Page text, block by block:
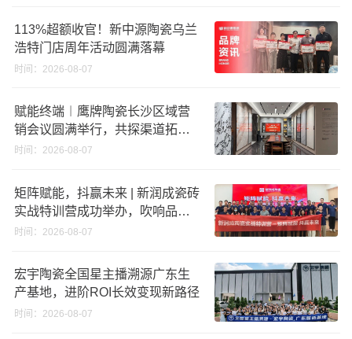
破18亿元
113%超额收官！新中源陶瓷乌兰
浩特门店周年活动圆满落幕
时间：2026-08-07
赋能终端︱鹰牌陶瓷长沙区域营
销会议圆满举行，共探渠道拓展
与门店升级新路径
时间：2026-08-07
矩阵赋能，抖赢未来 | 新润成瓷砖
实战特训营成功举办，吹响品牌
秋季营销冲锋号！
时间：2026-08-07
宏宇陶瓷全国星主播溯源广东生
产基地，进阶ROI长效变现新路径
时间：2026-08-07